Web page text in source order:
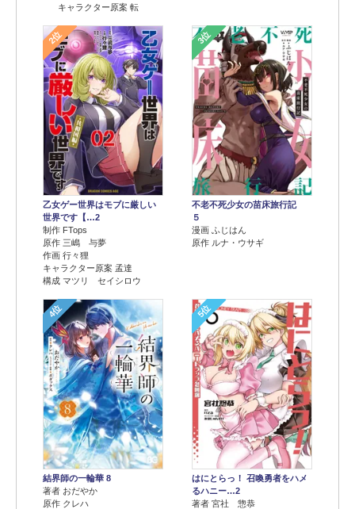
キャラクター原案 転
2位
乙女ゲー世界はモブに厳しい
世界です【…2
制作 FTops
原作 三嶋 与夢
作画 行々狸
キャラクター原案 孟達
構成 マツリ セイシロウ
3位
不老不死少女の苗床旅行記
５
漫画 ふじはん
原作 ルナ・ウサギ
4位
結界師の一輪華 8
著者 おだやか
原作 クレハ
5位
はにとらっ！ 召喚勇者をハメ
るハニー…2
著者 宮社 惣恭